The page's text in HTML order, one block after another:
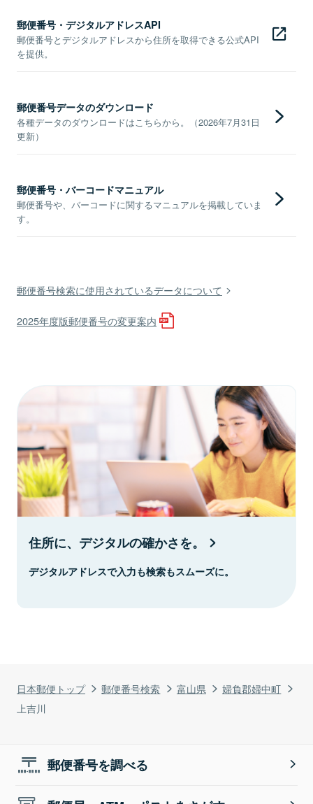
日本郵便トップ 郵便番号検索 富山県
婦負郡婦中町
上吉川
郵便番号・デジタルアドレスAPI
郵便番号とデジタルアドレスから住所を取得できる公式API
を提供。
郵便番号データのダウンロード
各種データのダウンロードはこちらから。（2026年7月31日
更新）
郵便番号・バーコードマニュアル
郵便番号や、バーコードに関するマニュアルを掲載していま
す。
郵便番号検索に使用されているデータについて
2025年度版郵便番号の変更案内
住所に、デジタルの確かさを。
デジタルアドレスで入力も検索もスムーズに。
郵便番号を調べる